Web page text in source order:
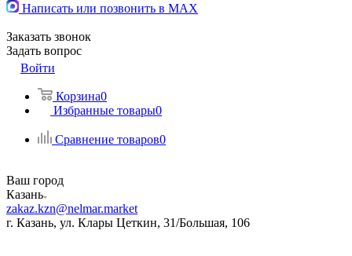
Написать или позвонить в МАХ
Заказать звонок
Задать вопрос
Войти
Корзина0
Избранные товары0
Сравнение товаров0
Ваш город
Казань
zakaz.kzn@nelmar.market
г. Казань, ул. Клары Цеткин, 31/Большая, 106